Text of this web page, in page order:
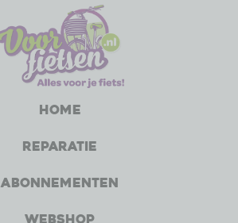
Home
Reparatie
Abonnementen
Webshop